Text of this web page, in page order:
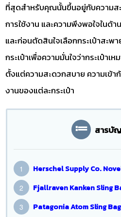
ที่สุดสำหรับคุณนั้นขึ้นอยู่กับความส
การใช้งาน และความพึงพอใจในด้
และก่อนตัดสินใจเลือกกระเป๋าสะ
กระเป๋าเพื่อความมั่นใจว่ากระเป๋า
ตั้งแต่ความสะดวกสบาย ความเข้า
งานของแต่ละกระเป๋า
สารบัญ
Herschel Supply Co.
Fjallraven Kanken Sling
Patagonia Atom Sling Bag